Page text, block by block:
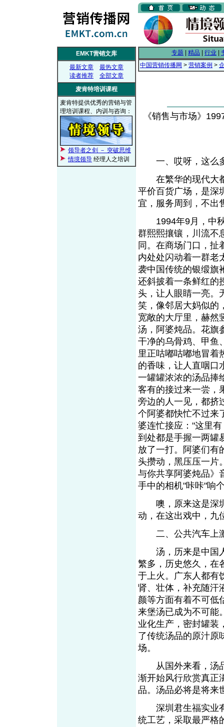
EMKT营销文库
最新文章
最热文章
读者推荐
全部文章
麦肯特培训课程
麦肯特提供优秀的营销与管
理培训课程、内训与咨询：
领导者之剑 － 突破思维
情境领导 经理人之培训
专题 精品 行业
中国营销传播网 > 营销案例 >
《销售与市场》
一、哎呀，这么
在繁华的现代大都
平价百货广场，是深
宜，服务周到，不出
1994年9月，中秋
群熙熙攘镶，川流不
同。在商场门口，扯
内处处闪动着一群老
袭中国传统的银缎旗
还斜披着一条鲜红的
头，让人眼睛一亮。
笑，像邻居大妈似的
宽敞的大厅里，赫然
汤，阿婆炖品。花旗
干净的乌骨鸡、甲鱼
里正咕嘟咕嘟地冒着
的香味，让人直咽口
一罐罐浓浓的汤品捧
客有的接过来一尝，
旁边的人一见，都挤
个阿婆都快忙不过来
婆连忙接应："这里
到处都是手握一两罐
放了一打。阿婆们有
头攒动，黑压压一片
与你共享阿婆炖品》
手中的相机"咔咔"响
噢，原来这是深圳
动，在这出戏中，九
二、公共汽车上
汤，历来是中国人
繁多，历史悠久，在
于上火。广东人都有
肾、壮体，补充随汗
颜等方面有着不可低
来堡汤已成为不可能
业化生产，密封罐装
了传统汤品的原汁原
场。
从国外来看，汤品
渐开始风行欣赏真正
品。汤品必将是将
深圳君生福实业有
统工艺，采取最严格